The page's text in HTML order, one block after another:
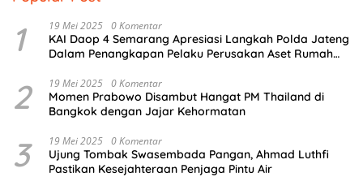
1 19 Mei 2025 0 Komentar
KAI Daop 4 Semarang Apresiasi Langkah Polda Jateng
Dalam Penangkapan Pelaku Perusakan Aset Rumah
2 19 Mei 2025 0 Komentar
Momen Prabowo Disambut Hangat PM Thailand di
Bangkok dengan Jajar Kehormatan
3 19 Mei 2025 0 Komentar
Ujung Tombak Swasembada Pangan, Ahmad Luthfi
Pastikan Kesejahteraan Penjaga Pintu Air